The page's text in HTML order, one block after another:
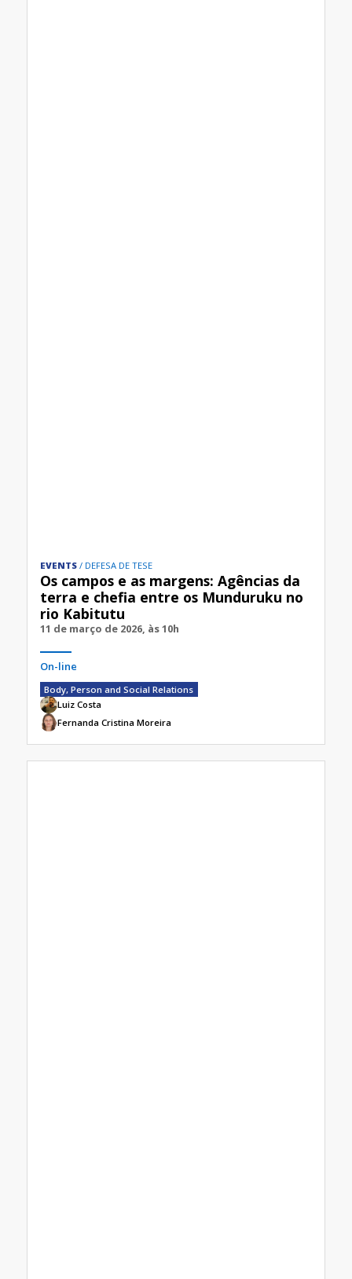
EVENTS DEFESA DE TESE
Os campos e as margens: Agências da
terra e chefia entre os Munduruku no
rio Kabitutu
11 de março de 2026, às 10h
On-line
Body, Person and Social Relations
Luiz Costa
Fernanda Cristina Moreira